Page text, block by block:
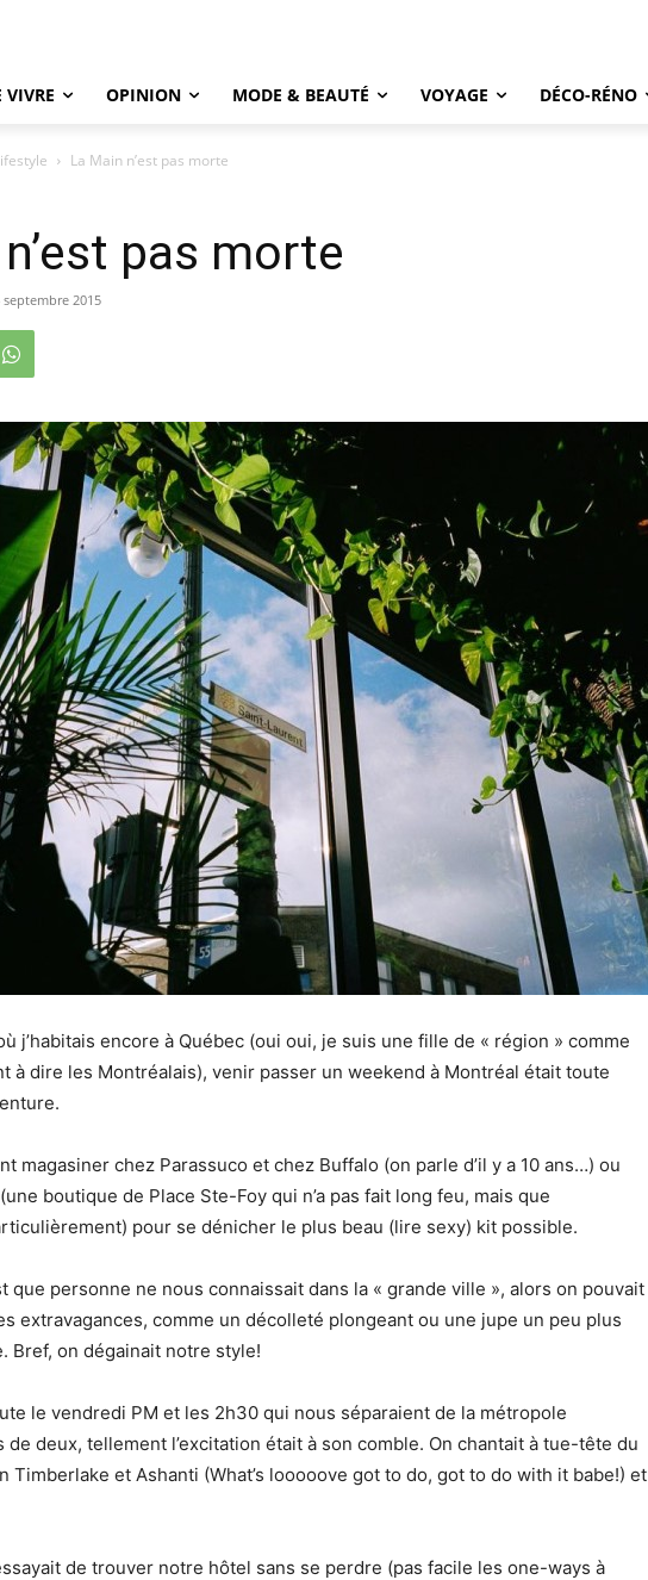
VIVRE OPINION MODE & BEAUTÉ VOYAGE DÉCO-RÉNO
La Main n’est pas morte
pas morte
septembre 2015
j’habitais encore à Québec (oui oui, je suis une fille de « région » comme
à dire les Montréalais), venir passer un weekend à Montréal était toute
magasiner chez Parassuco et chez Buffalo (on parle d’il y a 10 ans…) ou
boutique de Place Ste-Foy qui n’a pas fait long feu, mais que
pour se dénicher le plus beau (lire sexy) kit possible.
que personne ne nous connaissait dans la « grande ville », alors on pouvait
extravagances, comme un décolleté plongeant ou une jupe un peu plus
Bref, on dégainait notre style!
le vendredi PM et les 2h30 qui nous séparaient de la métropole
de deux, tellement l’excitation était à son comble. On chantait à tue-tête du
Timberlake et Ashanti (What’s looooove got to do, got to do with it babe!) et
de trouver notre hôtel sans se perdre (pas facile les one-ways à